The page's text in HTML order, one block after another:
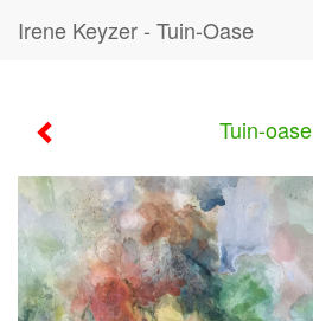
Irene Keyzer - Tuin-Oase
Tuin-oase